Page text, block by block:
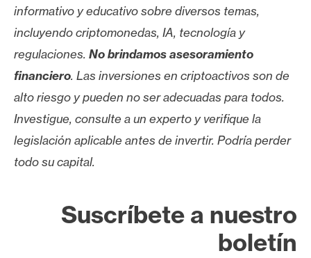
informativo y educativo sobre diversos temas,
incluyendo criptomonedas, IA, tecnología y
regulaciones. No brindamos asesoramiento
financiero. Las inversiones en criptoactivos son de
alto riesgo y pueden no ser adecuadas para todos.
Investigue, consulte a un experto y verifique la
legislación aplicable antes de invertir. Podría perder
todo su capital.
Suscríbete a nuestro
boletín